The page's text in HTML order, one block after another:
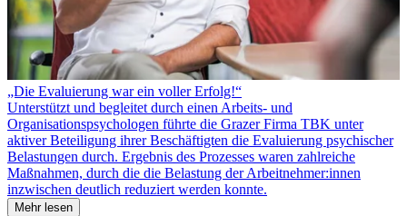
„Die Evaluierung war ein voller Erfolg!“
Unterstützt und begleitet durch einen Arbeits- und
Organisationspsychologen führte die Grazer Firma TBK unter
aktiver Beteiligung ihrer Beschäftigten die Evaluierung psychischer
Belastungen durch. Ergebnis des Prozesses waren zahlreiche
Maßnahmen, durch die die Belastung der Arbeitnehmer:innen
inzwischen deutlich reduziert werden konnte.
Mehr lesen